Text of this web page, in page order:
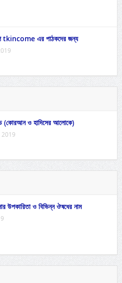
tkincome এর পাঠকদের জন্য
(কোরআন ও হাদিসের আলোকে)
উপকারিতা ও বিভিন্ন ঔষধের নাম